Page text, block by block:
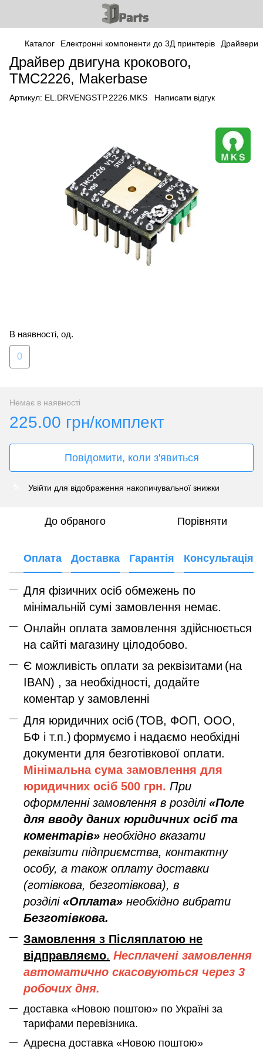
Каталог Електронні компоненти до 3Д принтерів Драйвери
Драйвер двигуна крокового,
TMC2226, Makerbase
Артикул: EL.DRVENGSTP.2226.MKS Написати відгук
В наявності, од.
0
Немає в наявності
225.00 грн/комплект
Повідомити, коли з'явиться
Увійти для відображення накопичувальної знижки
До обраного Порівняти
Оплата Доставка Гарантія Консультація
Для фізичних осіб обмежень по
мінімальній сумі замовлення немає.
Онлайн оплата замовлення здійснюється
на сайті магазину цілодобово.
Є можливість оплати за реквізитами (на
IBAN) , за необхідності, додайте
коментар у замовленні
Для юридичних осіб (ТОВ, ФОП, ООО,
БФ і т.п.) формуємо і надаємо необхідні
документи для безготівкової оплати.
Мінімальна сума замовлення для
юридичних осіб 500 грн. При
оформленні замовлення в розділі «Поле
для вводу даних юридичних осіб та
коментарів» необхідно вказати
реквізити підприємства, контактну
особу, а також оплату доставки
(готівкова, безготівкова), в
розділі «Оплата» необхідно вибрати
Безготівкова.
Замовлення з Післяплатою не
відправляємо. Несплачені замовлення
автоматично скасовуються через 3
робочих дня.
доставка «Новою поштою» по Україні за
тарифами перевізника.
Адресна доставка «Новою поштою»